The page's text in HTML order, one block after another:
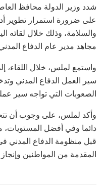
شدد وزير الدولة محافظ
على ضرورة استمرار تطوير
والسلامة، وذلك خلال لقائه
مجاهد مدير عام الدفاع
واستمع لملس، خلال
سير العمل الدفاع المدني
الصعوبات التي تواجه سير
وأكد لملس، على وجوب أن
دائما وفي أفضل المستويات،
قبل منظومة الدفاع المدني
المقدمة من المواطنين